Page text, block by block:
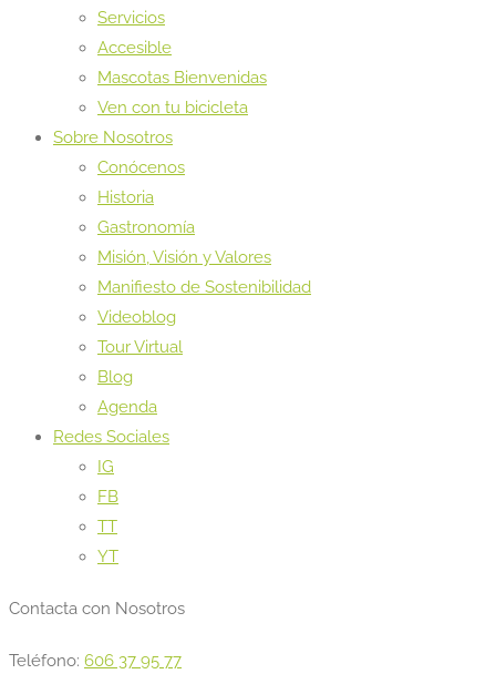
Servicios
Accesible
Mascotas Bienvenidas
Ven con tu bicicleta
Sobre Nosotros
Conócenos
Historia
Gastronomía
Misión, Visión y Valores
Manifiesto de Sostenibilidad
Videoblog
Tour Virtual
Blog
Agenda
Redes Sociales
IG
FB
TT
YT
Contacta con Nosotros
Teléfono: 606 37 95 77